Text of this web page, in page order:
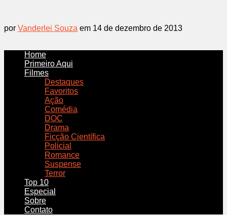
por Vanderlei Souza em 14 de dezembro de 2013
Home
Primeiro Aqui
Filmes
Destaques
Favoritos
Ação
Comédia
DOC
Drama
Ficção Científica
Policial
Romance
Suspense
Terror
Top 10
Especial
Sobre
Contato